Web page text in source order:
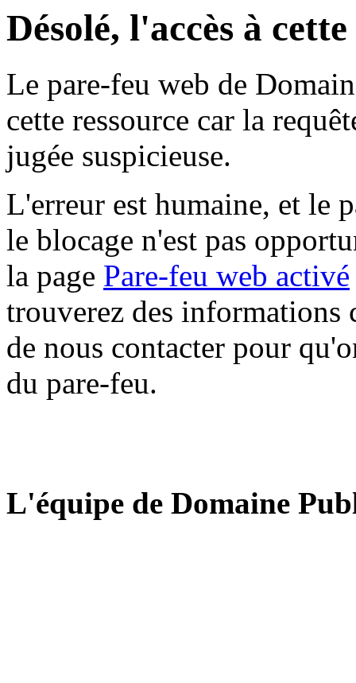
Désolé, l'accès à
Le pare-feu web de
cette ressource car la
jugée suspicieuse.
L'erreur est humaine, et le
le blocage n'est pas
la page Pare-feu web activé
trouverez des informations
de nous contacter pour
du pare-feu.
L'équipe de Domaine